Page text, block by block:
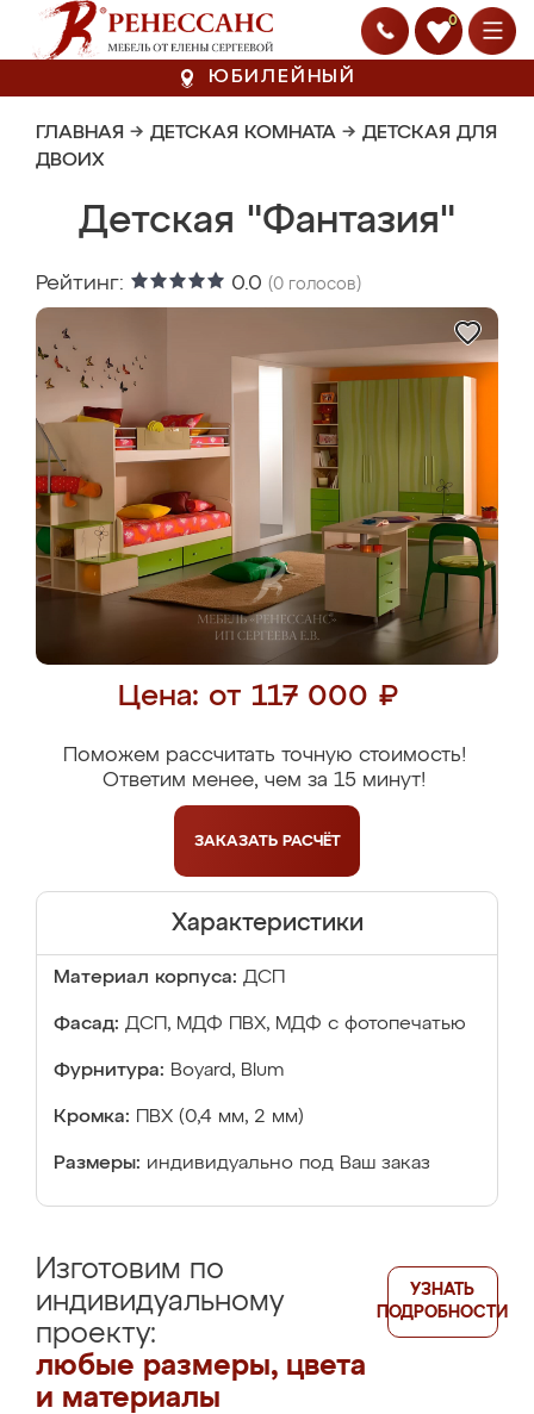
0
ЮБИЛЕЙНЫЙ
ГЛАВНАЯ → ДЕТСКАЯ КОМНАТА → ДЕТСКАЯ ДЛЯ
ДВОИХ
Детская "Фантазия"
Рейтинг: 0.0 (0 голосов)
Цена: от 117 000 ₽
Поможем рассчитать точную стоимость!
Ответим менее, чем за 15 минут!
ЗАКАЗАТЬ РАСЧЁТ
Характеристики
Материал корпуса: ДСП
Фасад: ДСП, МДФ ПВХ, МДФ с фотопечатью
Фурнитура: Boyard, Blum
Кромка: ПВХ (0,4 мм, 2 мм)
Размеры: индивидуально под Ваш заказ
Изготовим по
индивидуальному
проекту:
любые размеры, цвета
и материалы
УЗНАТЬ
ПОДРОБНОСТИ